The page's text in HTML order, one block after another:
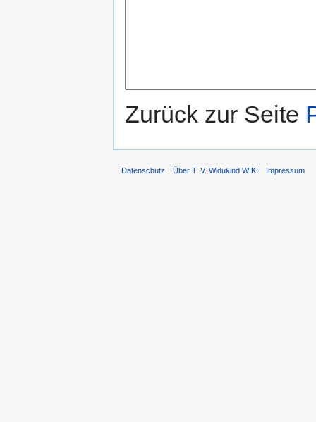
Zurück zur Seite
Datenschutz Über T. V. Widukind WIKI Impressum